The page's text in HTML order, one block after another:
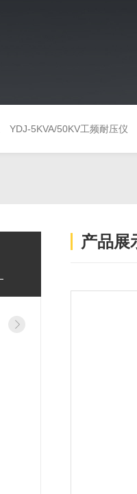
YDJ-5KVA/50KV工频耐压仪
产品展